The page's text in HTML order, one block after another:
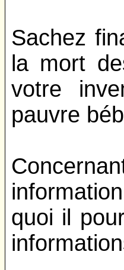
Sachez
la mort
votre
pauvre
quoi il